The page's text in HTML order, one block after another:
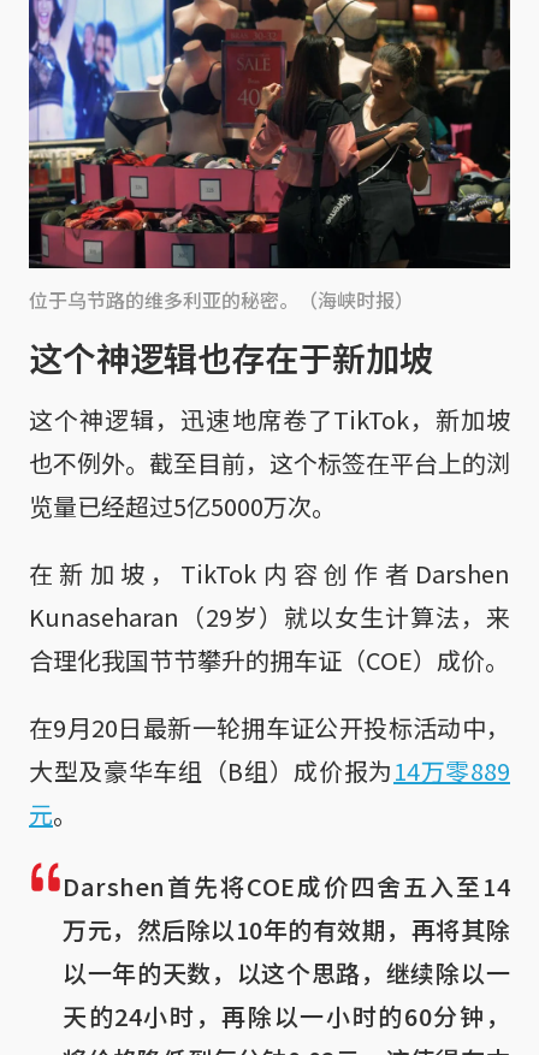
位于乌节路的维多利亚的秘密。（海峡时报）
这个神逻辑也存在于新加坡
这个神逻辑，迅速地席卷了TikTok，新加坡
也不例外。截至目前，这个标签在平台上的浏
览量已经超过5亿5000万次。
在新加坡，TikTok内容创作者Darshen
Kunaseharan（29岁）就以女生计算法，来
合理化我国节节攀升的拥车证（COE）成价。
在9月20日最新一轮拥车证公开投标活动中，
大型及豪华车组（B组）成价报为14万零889
元。
Darshen首先将COE成价四舍五入至14
万元，然后除以10年的有效期，再将其除
以一年的天数，以这个思路，继续除以一
天的24小时，再除以一小时的60分钟，